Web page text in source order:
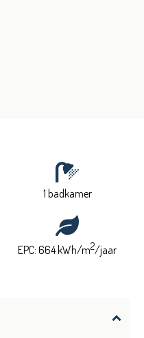
1 badkamer
EPC: 664 kWh/m2/jaar